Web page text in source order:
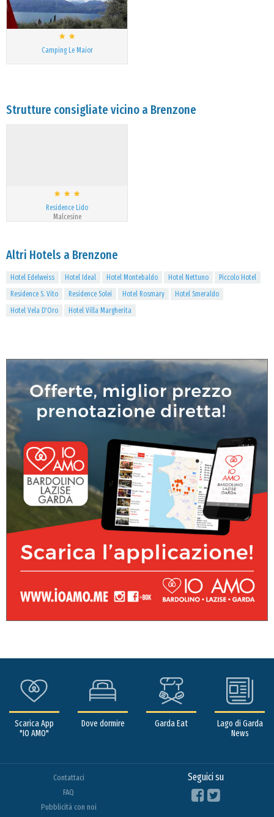
Camping Le Maior
Strutture consigliate vicino a Brenzone
Residence Lido
Malcesine
Altri Hotels a Brenzone
Hotel Edelweiss Hotel Ideal Hotel Montebaldo Hotel Nettuno
Piccolo Hotel
Residence S. Vito
Residence Solei Hotel Rosmary
Hotel Smeraldo
Hotel Vela D'Oro
Hotel Villa Margherita
Scarica App
"IO AMO"
Dove dormire Garda Eat
Lago di Garda
News
Contattaci
FAQ
Pubblicità con noi
Seguici su